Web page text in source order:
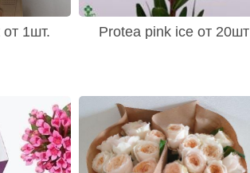
1шт. Protea pink ice от 20шт